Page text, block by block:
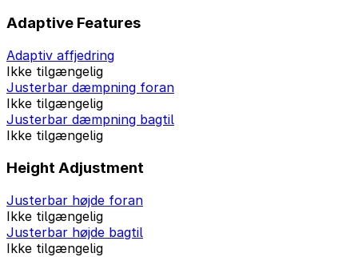
Adaptive Features
Adaptiv affjedring
Ikke tilgængelig
Justerbar dæmpning foran
Ikke tilgængelig
Justerbar dæmpning bagtil
Ikke tilgængelig
Height Adjustment
Justerbar højde foran
Ikke tilgængelig
Justerbar højde bagtil
Ikke tilgængelig